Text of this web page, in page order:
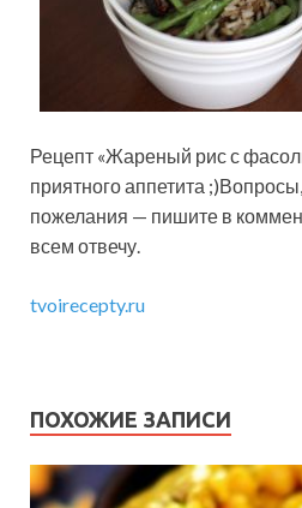
Рецепт «Жареный рис с
приятного аппетита
пожелания — пишите в
всем отвечу.
tvoirecepty.ru
ПОХОЖИЕ ЗАПИСИ